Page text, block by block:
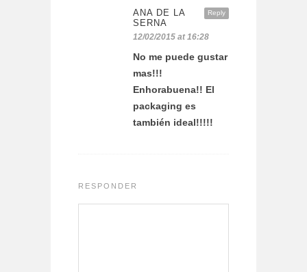
Reply
ANA DE LA
SERNA
12/02/2015 at 16:28
No me puede gustar
mas!!!
Enhorabuena!! El
packaging es
también ideal!!!!!
RESPONDER